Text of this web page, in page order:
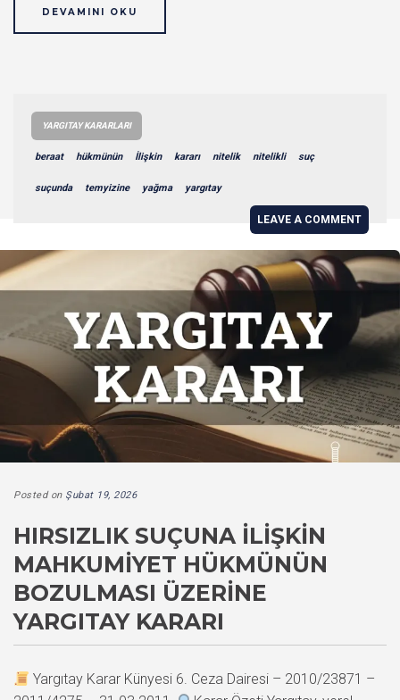
DEVAMINI OKU
YARGITAY KARARLARI
beraat hükmünün İlişkin kararı nitelik nitelikli suç
suçunda temyizine yağma yargıtay
LEAVE A COMMENT
Posted on Şubat 19, 2026
HIRSIZLIK SUÇUNA İLIŞKIN
MAHKUMIYET HÜKMÜNÜN
BOZULMASI ÜZERINE
YARGITAY KARARI
Yargıtay Karar Künyesi 6. Ceza Dairesi – 2010/23871 –